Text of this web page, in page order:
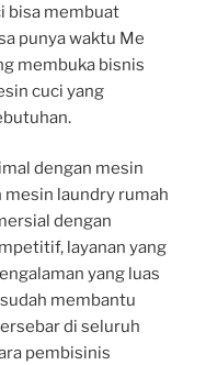
bisa membuat
punya waktu Me
membuka bisnis
cuci yang
dengan mesin
mesin laundry rumah
dengan
layanan yang
yang luas
membantu
di seluruh
pembisinis